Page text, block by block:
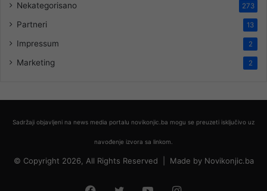
Nekategorisano 273
Partneri 13
Impressum 2
Marketing 2
Sadržaji objavljeni na news media portalu novikonjic.ba mogu se preuzeti isključivo uz
navođenje izvora sa linkom.
© Copyright 2026, All Rights Reserved | Made by Novikonjic.ba